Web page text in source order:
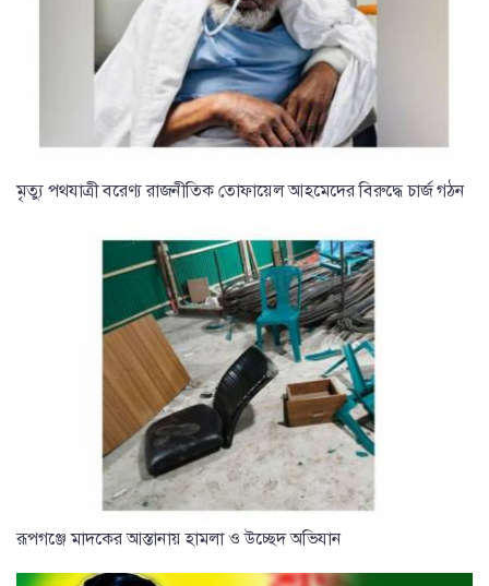
মৃত্যু পথযাত্রী বরেণ্য রাজনীতিক তোফায়েল আহমেদের বিরুদ্ধে চার্জ গঠন
রূপগঞ্জে মাদকের আস্তানায় হামলা ও উচ্ছেদ অভিযান